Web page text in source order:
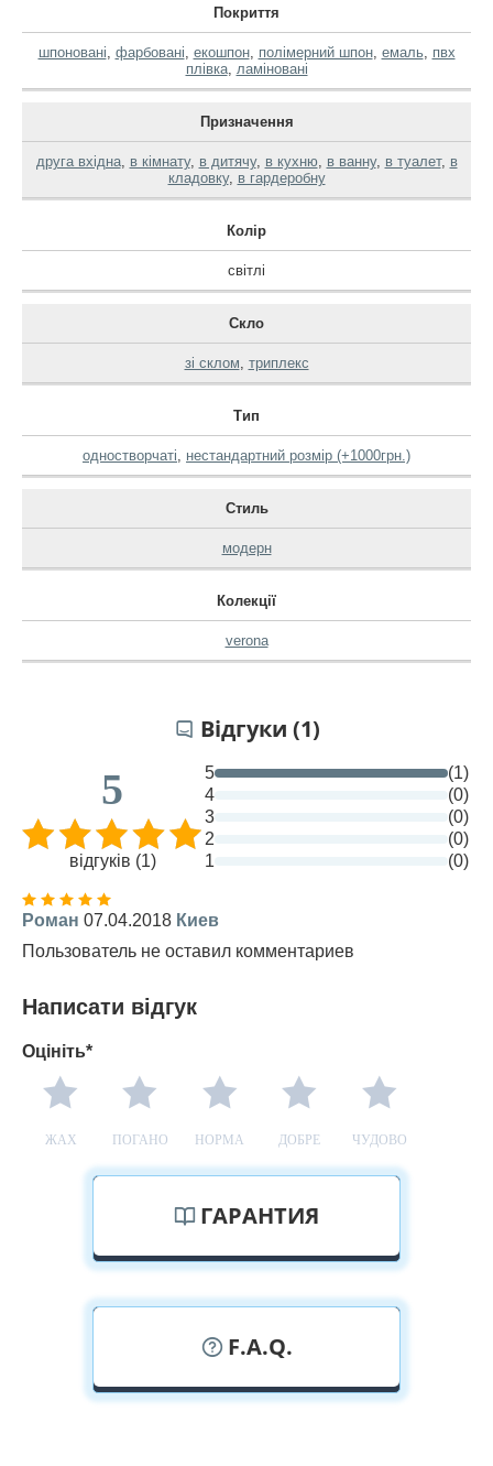
Покриття
шпоновані, фарбовані, екошпон, полімерний шпон, емаль, пвх
плівка, ламіновані
Призначення
друга вхідна, в кімнату, в дитячу, в кухню, в ванну, в туалет, в
кладовку, в гардеробну
Колір
світлі
Скло
зі склом, триплекс
Тип
одностворчаті, нестандартний розмір (+1000грн.)
Стиль
модерн
Колекції
verona
Відгуки (1)
5
відгуків (1)
5
(1)
4
(0)
3
(0)
2
(0)
1
(0)
Роман 07.04.2018 Киев
Пользователь не оставил комментариев
Написати відгук
Оцініть*
ЖАХ ПОГАНО НОРМА ДОБРЕ ЧУДОВО
ГАРАНТИЯ
F.A.Q.